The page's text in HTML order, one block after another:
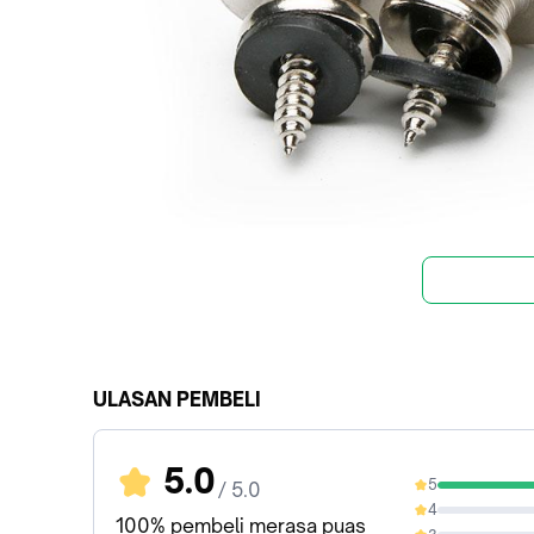
ULASAN PEMBELI
5.0 / 5.0
100% pembeli merasa puas
5
100%
4
0%